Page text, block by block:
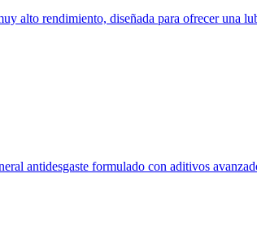
alto rendimiento, diseñada para ofrecer una
antidesgaste formulado con aditivos